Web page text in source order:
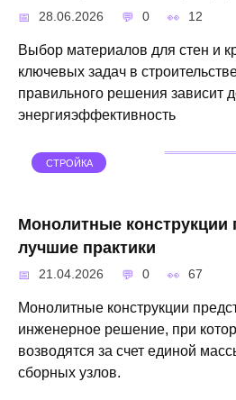
28.06.2026 0 12
Выбор материалов для стен и
ключевых задач в
правильного решения зависит
энергияэффективность
СТРОЙКА
Монолитные
лучшие практики
21.04.2026 0 67
Монолитные конструкции
инженерное решение, при
возводятся за счет единой
сборных узлов.